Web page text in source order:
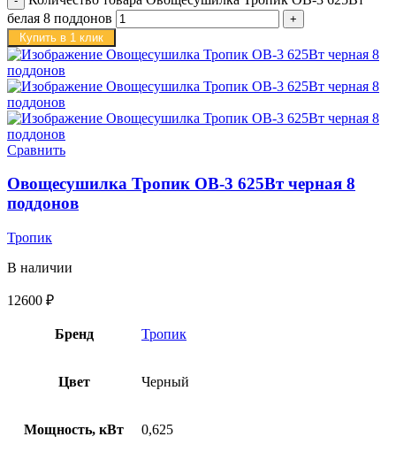
белая 8 поддонов
Купить в 1 клик
Сравнить
Овощесушилка Тропик ОВ-3 625Вт черная 8
поддонов
Тропик
В наличии
12600 ₽
Бренд Тропик
Цвет Черный
Мощность, кВт 0,625